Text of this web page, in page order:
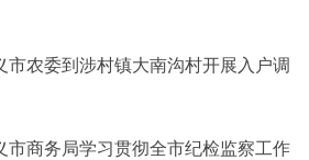
市农委到涉村镇大南沟村开展入户调
市商务局学习贯彻全市纪检监察工作